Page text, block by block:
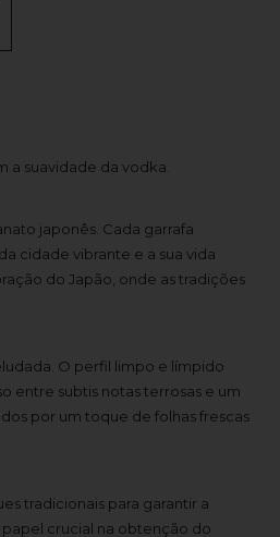
a suavidade da vodka.
japonês. Cada garrafa
cidade vibrante e a sua vida
do Japão, onde as tradições
O perfil limpo e límpido
entre subtis notas terrosas e um
por um toque de folhas frescas
tradicionais para garantir a
crucial na obtenção do